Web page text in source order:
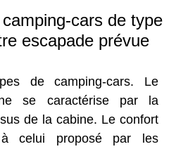
cars de type
escapade prévue
de camping-cars. Le
se caractérise par la
de la cabine. Le confort
celui proposé par les